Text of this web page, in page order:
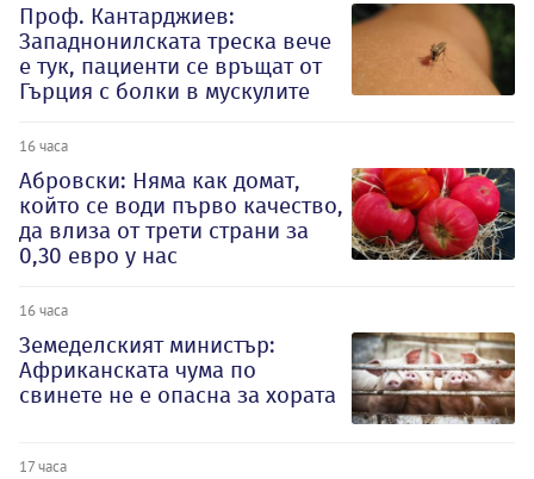
Проф. Кантарджиев:
Западнонилската треска вече
е тук, пациенти се връщат от
Гърция с болки в мускулите
16 часа
Абровски: Няма как домат,
който се води първо качество,
да влиза от трети страни за
0,30 евро у нас
16 часа
Земеделският министър:
Африканската чума по
свинете не е опасна за хората
17 часа